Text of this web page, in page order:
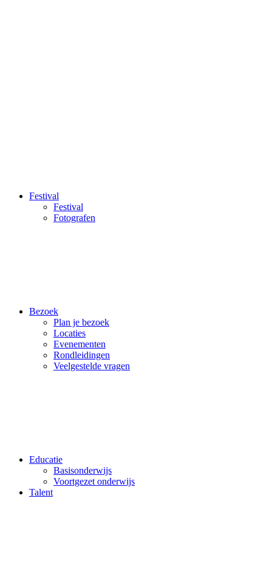
Festival
Festival
Fotografen
Bezoek
Plan je bezoek
Locaties
Evenementen
Rondleidingen
Veelgestelde vragen
Educatie
Basisonderwijs
Voortgezet onderwijs
Talent